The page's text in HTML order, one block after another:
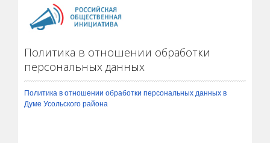
Политика в отношении обработки
персональных данных
Политика в отношении обработки персональных данных в
Думе Усольского района